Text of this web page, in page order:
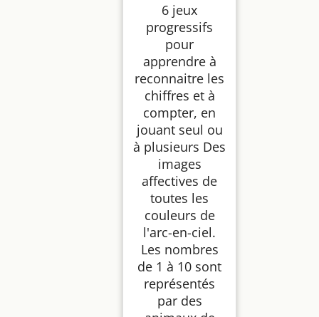
à 5 Ans
6 jeux
progressifs
pour
apprendre à
reconnaitre les
chiffres et à
compter, en
jouant seul ou
à plusieurs Des
images
affectives de
toutes les
couleurs de
l'arc-en-ciel.
Les nombres
de 1 à 10 sont
représentés
par des